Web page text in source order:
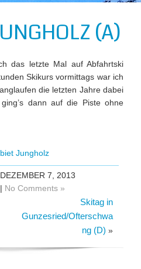
(A)
das letzte Mal auf Abfahrtski
Skikurs vormittags war ich
die letzten Jahre dabei
dann auf die Piste ohne
Jungholz
7, 2013
| No Comments »
Skitag in
Gunzesried/Ofterschwa
ng (D) »